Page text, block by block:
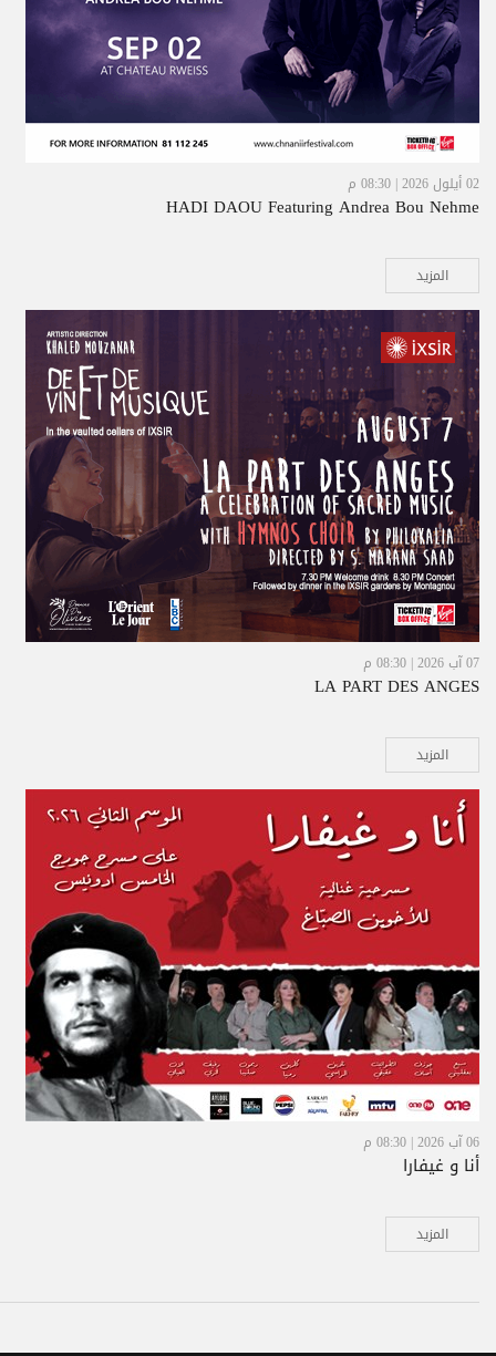
02 أيلول 2026 | 08:30 م
HADI DAOU Featuring Andrea Bou Nehme
المزيد
07 آب 2026 | 08:30 م
LA PART DES ANGES
المزيد
06 آب 2026 | 08:30 م
أنا و غيفارا
المزيد